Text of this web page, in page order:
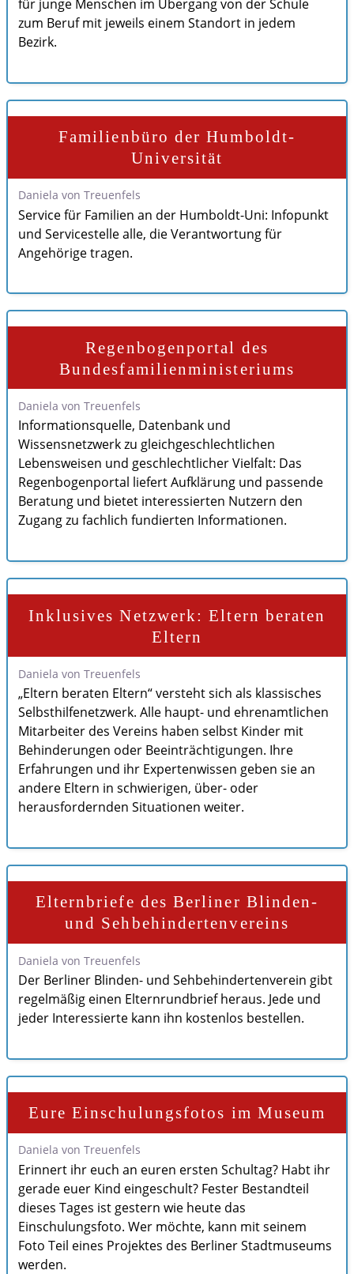
für junge Menschen im Übergang von der Schule
zum Beruf mit jeweils einem Standort in jedem
Bezirk.
Familienbüro der Humboldt-
Universität
Daniela von Treuenfels
Service für Familien an der Humboldt-Uni: Infopunkt
und Servicestelle alle, die Verantwortung für
Angehörige tragen.
Regenbogenportal des
Bundesfamilienministeriums
Daniela von Treuenfels
Informationsquelle, Datenbank und
Wissensnetzwerk zu gleichgeschlechtlichen
Lebensweisen und geschlechtlicher Vielfalt: Das
Regenbogenportal liefert Aufklärung und passende
Beratung und bietet interessierten Nutzern den
Zugang zu fachlich fundierten Informationen.
Inklusives Netzwerk: Eltern beraten
Eltern
Daniela von Treuenfels
„Eltern beraten Eltern“ versteht sich als klassisches
Selbsthilfenetzwerk. Alle haupt- und ehrenamtlichen
Mitarbeiter des Vereins haben selbst Kinder mit
Behinderungen oder Beeinträchtigungen. Ihre
Erfahrungen und ihr Expertenwissen geben sie an
andere Eltern in schwierigen, über- oder
herausfordernden Situationen weiter.
Elternbriefe des Berliner Blinden-
und Sehbehindertenvereins
Daniela von Treuenfels
Der Berliner Blinden- und Sehbehindertenverein gibt
regelmäßig einen Elternrundbrief heraus. Jede und
jeder Interessierte kann ihn kostenlos bestellen.
Eure Einschulungsfotos im Museum
Daniela von Treuenfels
Erinnert ihr euch an euren ersten Schultag? Habt ihr
gerade euer Kind eingeschult? Fester Bestandteil
dieses Tages ist gestern wie heute das
Einschulungsfoto. Wer möchte, kann mit seinem
Foto Teil eines Projektes des Berliner Stadtmuseums
werden.